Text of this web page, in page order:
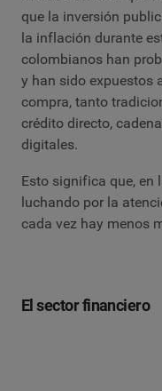
que la inversión
la inflación durante
colombianos han
y han sido expuestos
compra, tanto
crédito directo,
digitales.
Esto significa que, en
luchando por la
cada vez hay menos
El sector financiero